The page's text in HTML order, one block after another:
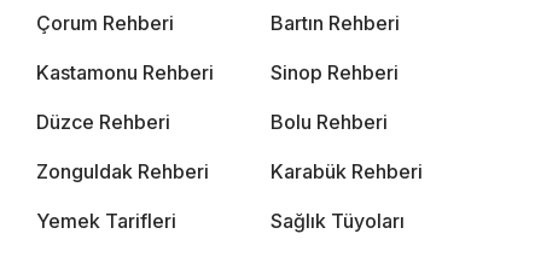
Çorum Rehberi Bartın Rehberi
Kastamonu Rehberi Sinop Rehberi
Düzce Rehberi Bolu Rehberi
Zonguldak Rehberi Karabük Rehberi
Yemek Tarifleri Sağlık Tüyoları